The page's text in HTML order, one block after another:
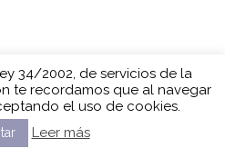
34/2002, de servicios de la
te recordamos que al navegar
el uso de cookies.
Leer más